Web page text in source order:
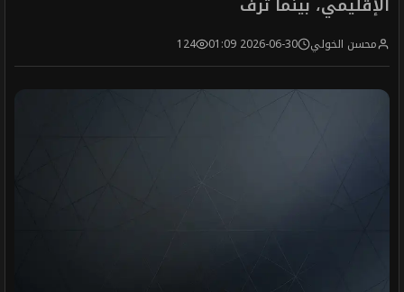
محسن الخولي 2026-06-30 01:09
124